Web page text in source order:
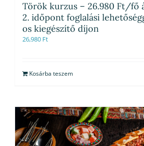
Török kurzus – 26.980 Ft/fő
2. időpont foglalási
os kiegészítő díjon
26,980 Ft
Kosárba teszem